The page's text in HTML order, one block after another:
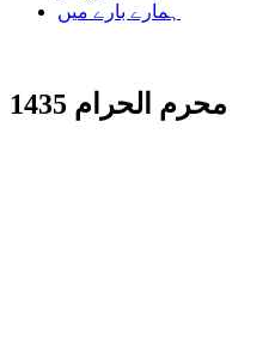
ہمارے بارے میں
محرم الحرام 1435